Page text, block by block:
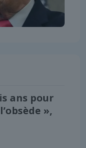
ans pour
»,